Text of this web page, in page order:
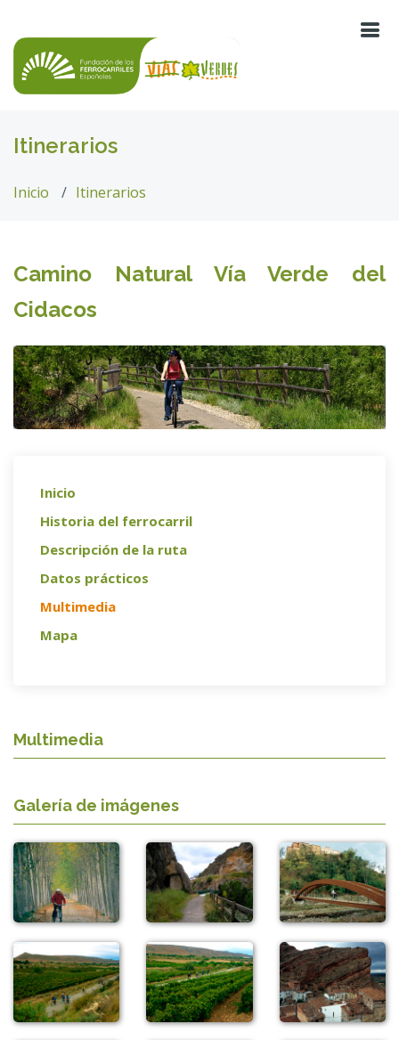
Itinerarios
Inicio Itinerarios
Camino Natural Vía Verde del
Cidacos
Inicio
Historia del ferrocarril
Descripción de la ruta
Datos prácticos
Multimedia
Mapa
Multimedia
Galería de imágenes